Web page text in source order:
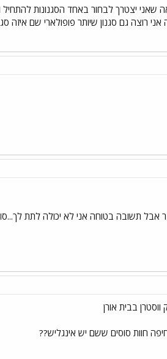
אני רוצה גם סגנון שיותר פופולארי שם איזה
אבל תשובה בטוחה אני לא יכולה לתת
בבית אורן
חוות סוסים ששם יש אינגליש??